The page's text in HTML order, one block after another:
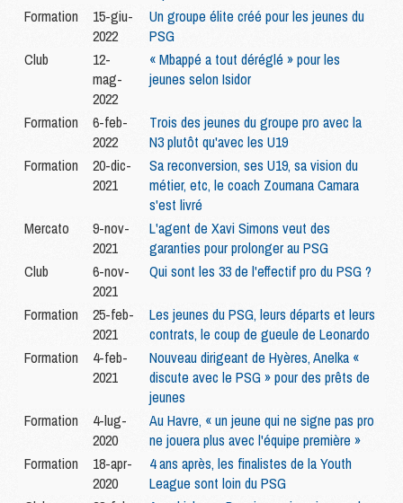
Formation
15-giu-
2022
Un groupe élite créé pour les jeunes du
PSG
Club
12-
mag-
2022
« Mbappé a tout déréglé » pour les
jeunes selon Isidor
Formation
6-feb-
2022
Trois des jeunes du groupe pro avec la
N3 plutôt qu'avec les U19
Formation
20-dic-
2021
Sa reconversion, ses U19, sa vision du
métier, etc, le coach Zoumana Camara
s'est livré
Mercato
9-nov-
2021
L'agent de Xavi Simons veut des
garanties pour prolonger au PSG
Club
6-nov-
2021
Qui sont les 33 de l'effectif pro du PSG ?
Formation
25-feb-
2021
Les jeunes du PSG, leurs départs et leurs
contrats, le coup de gueule de Leonardo
Formation
4-feb-
2021
Nouveau dirigeant de Hyères, Anelka «
discute avec le PSG » pour des prêts de
jeunes
Formation
4-lug-
2020
Au Havre, « un jeune qui ne signe pas pro
ne jouera plus avec l'équipe première »
Formation
18-apr-
2020
4 ans après, les finalistes de la Youth
League sont loin du PSG